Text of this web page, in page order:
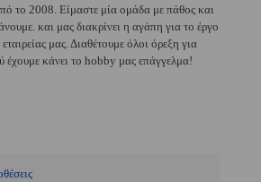
το 2008. Είμαστε μία ομάδα με πάθος και
και μας διακρίνει η αγάπη για το έργο
μας. Διαθέτουμε όλοι όρεξη για
έχουμε κάνει το hobby μας επάγγελμα!